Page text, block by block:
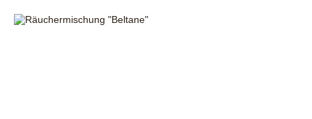
Bildergalerie überspringen